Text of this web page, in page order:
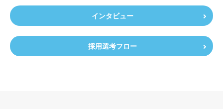
インタビュー
採用選考フロー